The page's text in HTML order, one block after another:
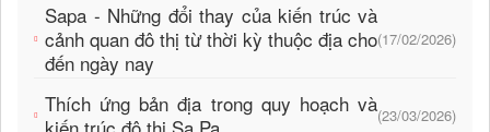
Sapa - Những đổi thay của kiến trúc và
cảnh quan đô thị từ thời kỳ thuộc địa cho
đến ngày nay
(17/02/2026)
Thích ứng bản địa trong quy hoạch và(23/03/2026)